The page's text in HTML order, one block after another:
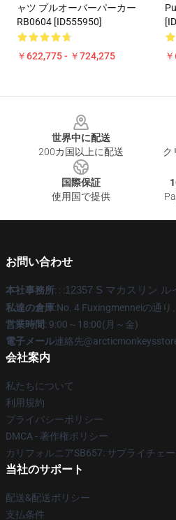
ャツ プルオーバーパーカー
RB0604 [ID555950]
￥622,775 - ￥724,275
世界中に配送
200カ国以上に配送
ク
国際保証
使用国で提供
お問い合わせ
本社事務所: : :12357 S マカスリン ル
私達の倉庫:No. 4 Fuxingmenneiの通
営業時間: 9:00～18:00(月～金)
電子メール連絡先
会社案内
私たちについて
利用規約
プライバシーポリシー
DMCA - 著作権ポリシー
カリフォルニアSB657: サプライチェ
当社のサポート
配送&配送ポリシー
支払条件